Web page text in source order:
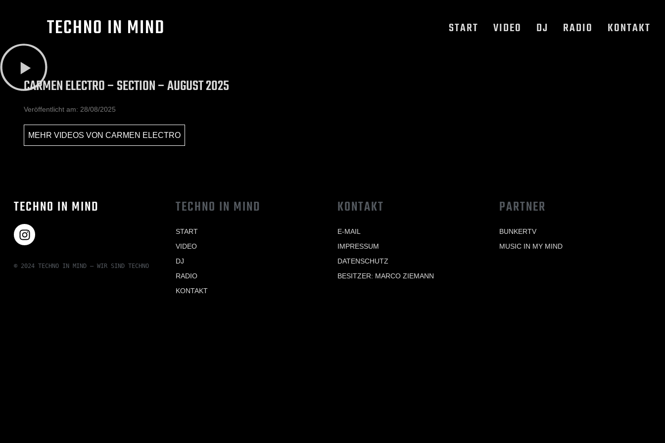
TECHNO IN MIND START VIDEO DJ RADIO KONTAKT
CARMEN ELECTRO – SECTION – AUGUST 2025
Veröffentlicht am: 28/08/2025
MEHR VIDEOS VON CARMEN ELECTRO
TECHNO IN MIND
© 2024 TECHNO IN MIND – WIR SIND TECHNO
TECHNO IN MIND
START
VIDEO
DJ
RADIO
KONTAKT
KONTAKT
E-MAIL
IMPRESSUM
DATENSCHUTZ
BESITZER: MARCO ZIEMANN
PARTNER
BUNKERTV
MUSIC IN MY MIND